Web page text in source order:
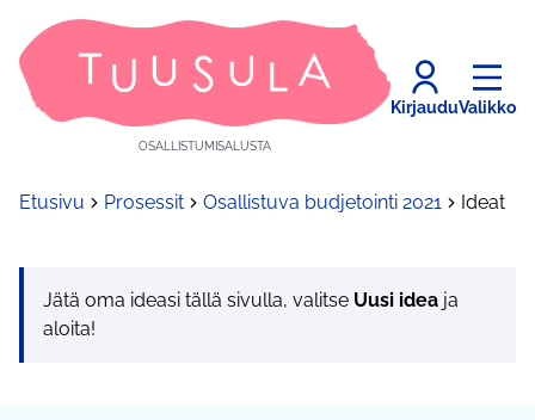
OSALLISTUMISALUSTA
KirjauduValikko
Etusivu Prosessit Osallistuva budjetointi 2021 Ideat
Jätä oma ideasi tällä sivulla, valitse Uusi idea ja
aloita!